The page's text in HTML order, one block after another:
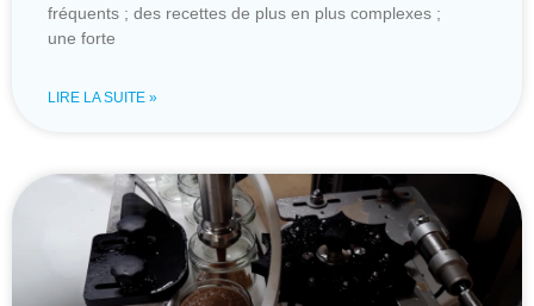
fréquents ; des recettes de plus en plus complexes ;
une forte
LIRE LA SUITE »